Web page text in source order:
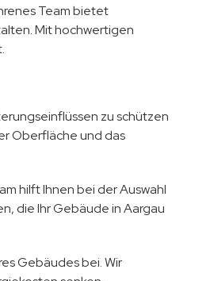
Team bietet
Mit hochwertigen
zu schützen
Oberfläche und das
hilft Ihnen bei der Auswahl
die Ihr Gebäude in Aargau
Gebäudes bei. Wir